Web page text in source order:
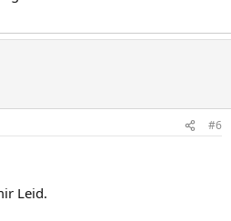
#6
Leid.